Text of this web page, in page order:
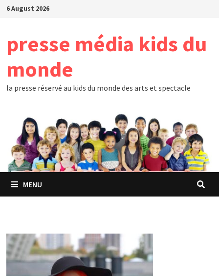
Skip6 August 2026
presse média kids du
monde
la presse réservé au kids du monde des arts et spectacle
MENU